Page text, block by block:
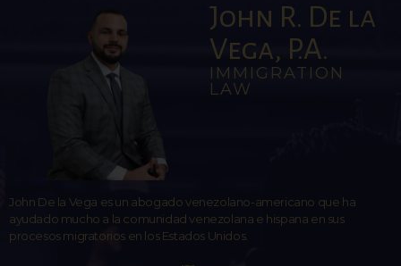
John R. De la
Vega, P.A.
IMMIGRATION
LAW
John De la Vega es un abogado venezolano-americano que ha
ayudado mucho a la comunidad venezolana e hispana en sus
procesos migratorios en los Estados Unidos.